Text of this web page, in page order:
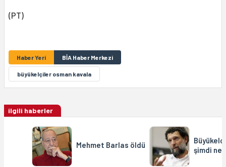
(PT)
Haber Yeri BİA Haber Merkezi
büyükelçiler osman kavala
ilgili haberler
Mehmet Barlas öldü
şimdi ne